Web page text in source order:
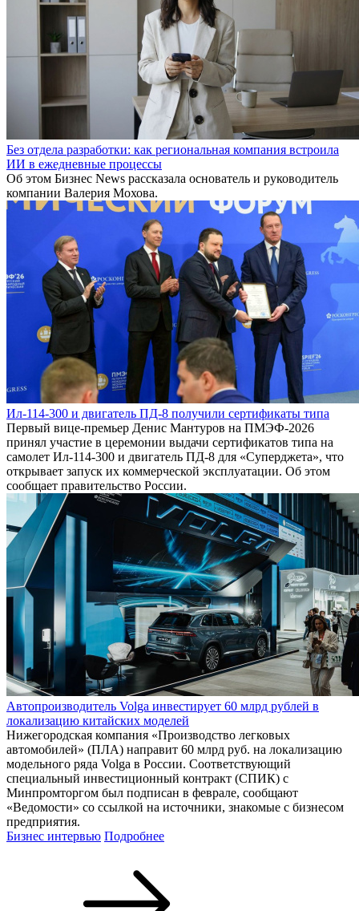
Без отдела разработки: как региональная компания встроила
ИИ в ежедневные процессы
Об этом Бизнес News рассказала основатель и руководитель
компании Валерия Мохова.
Ил-114-300 и двигатель ПД-8 получили сертификаты типа
Первый вице-премьер Денис Мантуров на ПМЭФ-2026
принял участие в церемонии выдачи сертификатов типа на
самолет Ил-114-300 и двигатель ПД-8 для «Суперджета», что
открывает запуск их коммерческой эксплуатации. Об этом
сообщает правительство России.
Автопроизводитель Volga инвестирует 60 млрд рублей в
локализацию китайских моделей
Нижегородская компания «Производство легковых
автомобилей» (ПЛА) направит 60 млрд руб. на локализацию
модельного ряда Volga в России. Соответствующий
специальный инвестиционный контракт (СПИК) с
Минпромторгом был подписан в феврале, сообщают
«Ведомости» со ссылкой на источники, знакомые с бизнесом
предприятия.
Бизнес интервью Подробнее